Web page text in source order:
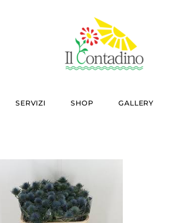
SERVIZI SHOP GALLERY